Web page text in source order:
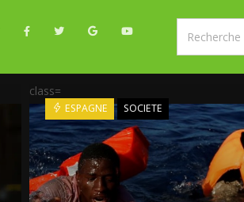
class=
ESPAGNE SOCIETE